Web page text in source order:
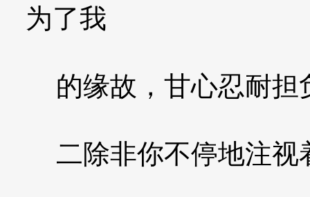
为了我
的缘故，甘心忍耐担
二除非你不停地注视